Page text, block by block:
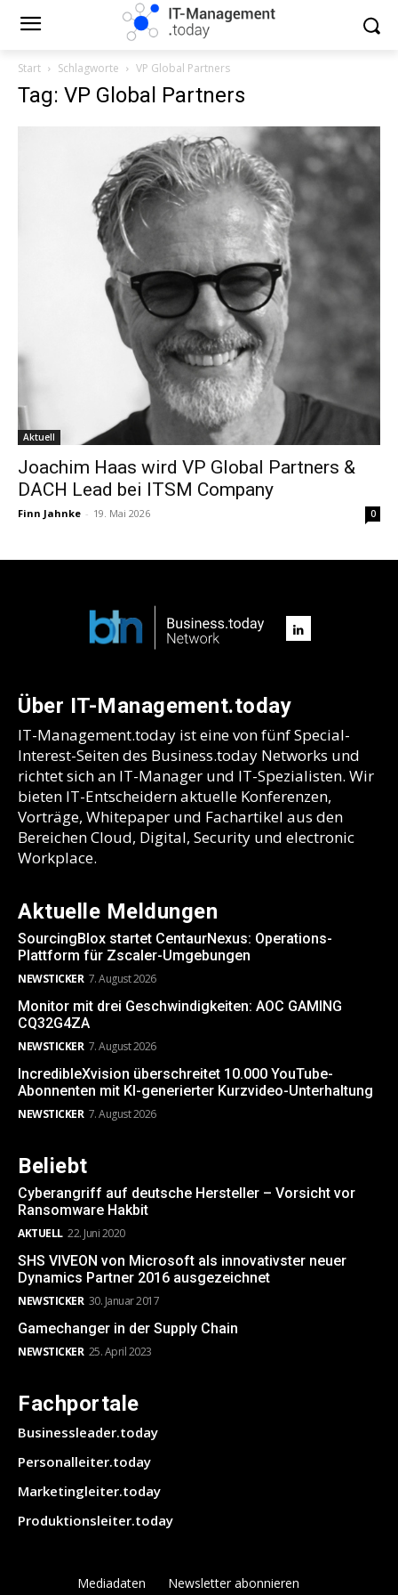
Start Schlagworte VP Global Partners
Tag: VP Global Partners
Aktuell
Joachim Haas wird VP Global Partners &
DACH Lead bei ITSM Company
Finn Jahnke - 19. Mai 2026 0
Über IT-Management.today
IT-Management.today ist eine von fünf Special-
Interest-Seiten des Business.today Networks und
richtet sich an IT-Manager und IT-Spezialisten. Wir
bieten IT-Entscheidern aktuelle Konferenzen,
Vorträge, Whitepaper und Fachartikel aus den
Bereichen Cloud, Digital, Security und electronic
Workplace.
Aktuelle Meldungen
SourcingBlox startet CentaurNexus: Operations-
Plattform für Zscaler-Umgebungen
NEWSTICKER 7. August 2026
Monitor mit drei Geschwindigkeiten: AOC GAMING
CQ32G4ZA
NEWSTICKER 7. August 2026
IncredibleXvision überschreitet 10.000 YouTube-
Abonnenten mit KI-generierter Kurzvideo-Unterhaltung
NEWSTICKER 7. August 2026
Beliebt
Cyberangriff auf deutsche Hersteller – Vorsicht vor
Ransomware Hakbit
AKTUELL 22. Juni 2020
SHS VIVEON von Microsoft als innovativster neuer
Dynamics Partner 2016 ausgezeichnet
NEWSTICKER 30. Januar 2017
Gamechanger in der Supply Chain
NEWSTICKER 25. April 2023
Fachportale
Businessleader.today
Personalleiter.today
Marketingleiter.today
Produktionsleiter.today
Mediadaten Newsletter abonnieren